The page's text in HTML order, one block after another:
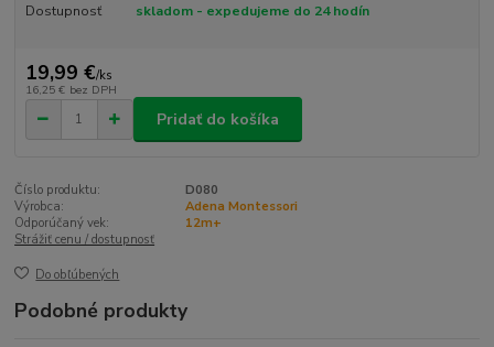
Dostupnosť skladom - expedujeme do 24 hodín
19,99 €/ks
16,25 € bez DPH
Pridať do košíka
Číslo produktu:
D080
Výrobca:
Adena Montessori
Odporúčaný vek:
12m+
Strážiť cenu / dostupnosť
Do obľúbených
Podobné produkty